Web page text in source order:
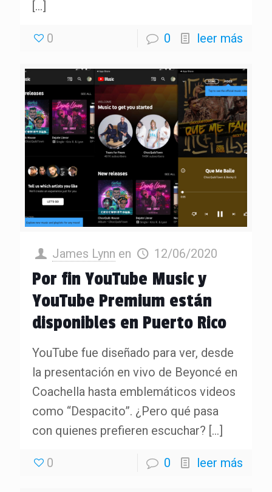
[…]
0 0 leer más
James Lynn en 12/06/2020
Por fin YouTube Music y
YouTube Premium están
disponibles en Puerto Rico
YouTube fue diseñado para ver, desde
la presentación en vivo de Beyoncé en
Coachella hasta emblemáticos videos
como “Despacito”. ¿Pero qué pasa
con quienes prefieren escuchar? […]
0 0 leer más